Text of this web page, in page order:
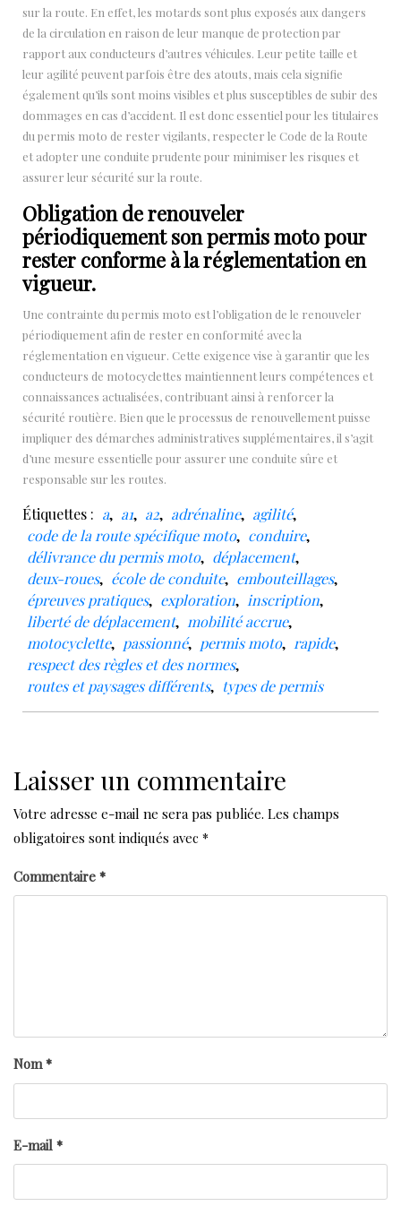
sur la route. En effet, les motards sont plus exposés aux dangers
de la circulation en raison de leur manque de protection par
rapport aux conducteurs d’autres véhicules. Leur petite taille et
leur agilité peuvent parfois être des atouts, mais cela signifie
également qu’ils sont moins visibles et plus susceptibles de subir des
dommages en cas d’accident. Il est donc essentiel pour les titulaires
du permis moto de rester vigilants, respecter le Code de la Route
et adopter une conduite prudente pour minimiser les risques et
assurer leur sécurité sur la route.
Obligation de renouveler
périodiquement son permis moto pour
rester conforme à la réglementation en
vigueur.
Une contrainte du permis moto est l’obligation de le renouveler
périodiquement afin de rester en conformité avec la
réglementation en vigueur. Cette exigence vise à garantir que les
conducteurs de motocyclettes maintiennent leurs compétences et
connaissances actualisées, contribuant ainsi à renforcer la
sécurité routière. Bien que le processus de renouvellement puisse
impliquer des démarches administratives supplémentaires, il s’agit
d’une mesure essentielle pour assurer une conduite sûre et
responsable sur les routes.
Étiquettes : a, a1, a2, adrénaline, agilité,
code de la route spécifique moto, conduire,
délivrance du permis moto, déplacement,
deux-roues, école de conduite, embouteillages,
épreuves pratiques, exploration, inscription,
liberté de déplacement, mobilité accrue,
motocyclette, passionné, permis moto, rapide,
respect des règles et des normes,
routes et paysages différents, types de permis
Laisser un commentaire
Votre adresse e-mail ne sera pas publiée. Les champs
obligatoires sont indiqués avec *
Commentaire *
Nom*
E-mail *